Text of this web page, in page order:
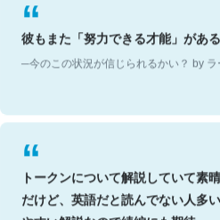
彼もまた「努力できる才能」がある
─今のこの状況が信じられるかい？ by ラ
トークンについて解説していて素
だけど、英語だと読んでない人多
やすい解説なので続編にも期待。